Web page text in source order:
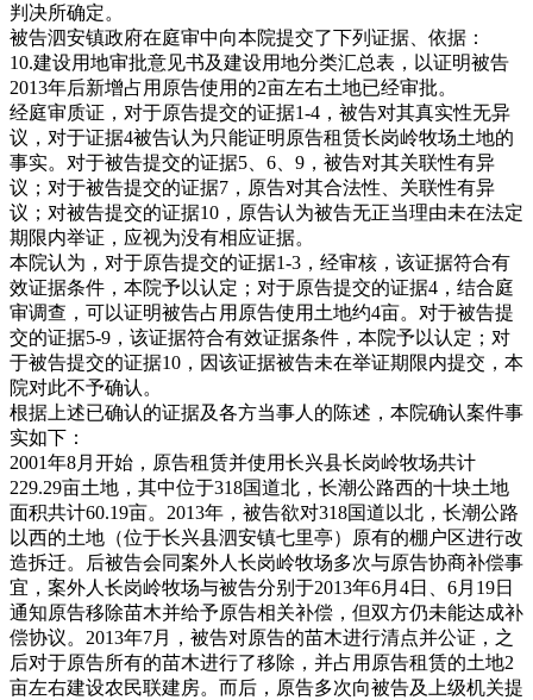
判决所确定。
被告泗安镇政府在庭审中向本院提交了下列证据、依据：
10.建设用地审批意见书及建设用地分类汇总表，以证明被告
2013年后新增占用原告使用的2亩左右土地已经审批。
经庭审质证，对于原告提交的证据1-4，被告对其真实性无异
议，对于证据4被告认为只能证明原告租赁长岗岭牧场土地的
事实。对于被告提交的证据5、6、9，被告对其关联性有异
议；对于被告提交的证据7，原告对其合法性、关联性有异
议；对被告提交的证据10，原告认为被告无正当理由未在法定
期限内举证，应视为没有相应证据。
本院认为，对于原告提交的证据1-3，经审核，该证据符合有
效证据条件，本院予以认定；对于原告提交的证据4，结合庭
审调查，可以证明被告占用原告使用土地约4亩。对于被告提
交的证据5-9，该证据符合有效证据条件，本院予以认定；对
于被告提交的证据10，因该证据被告未在举证期限内提交，本
院对此不予确认。
根据上述已确认的证据及各方当事人的陈述，本院确认案件事
实如下：
2001年8月开始，原告租赁并使用长兴县长岗岭牧场共计
229.29亩土地，其中位于318国道北，长潮公路西的十块土地
面积共计60.19亩。2013年，被告欲对318国道以北，长潮公路
以西的土地（位于长兴县泗安镇七里亭）原有的棚户区进行改
造拆迁。后被告会同案外人长岗岭牧场多次与原告协商补偿事
宜，案外人长岗岭牧场与被告分别于2013年6月4日、6月19日
通知原告移除苗木并给予原告相关补偿，但双方仍未能达成补
偿协议。2013年7月，被告对原告的苗木进行清点并公证，之
后对于原告所有的苗木进行了移除，并占用原告租赁的土地2
亩左右建设农民联建房。而后，原告多次向被告及上级机关提